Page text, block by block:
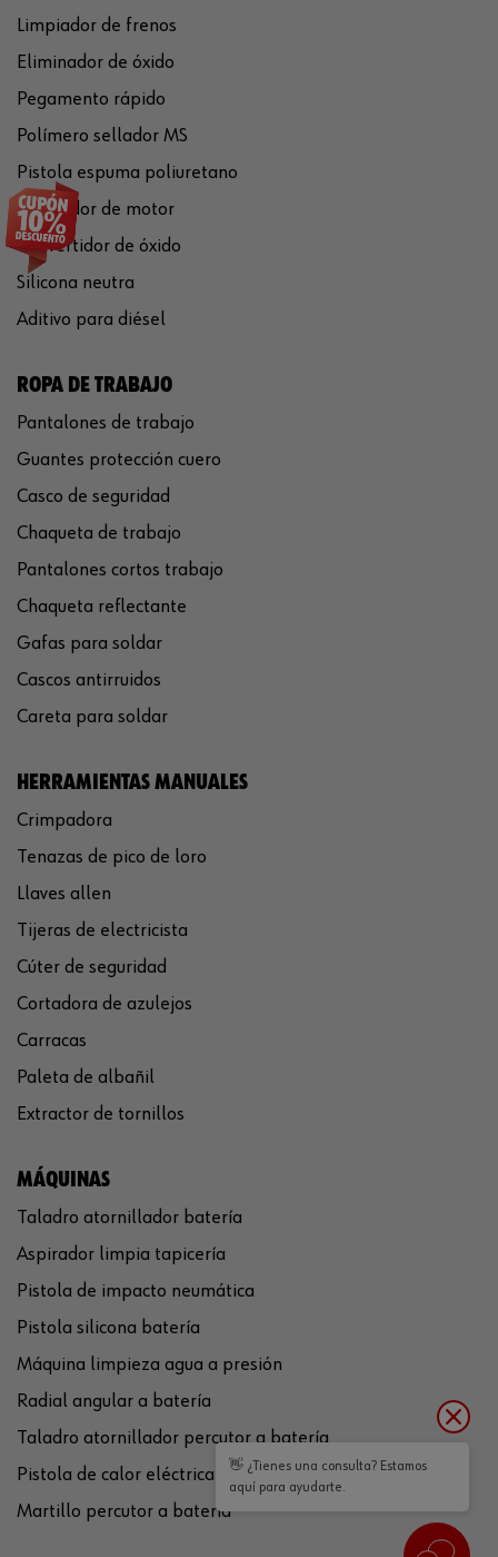
Limpiador de frenos
Eliminador de óxido
Pegamento rápido
Polímero sellador MS
Pistola espuma poliuretano
Limpiador de motor
Convertidor de óxido
Silicona neutra
Aditivo para diésel
ROPA DE TRABAJO
Pantalones de trabajo
Guantes protección cuero
Casco de seguridad
Chaqueta de trabajo
Pantalones cortos trabajo
Chaqueta reflectante
Gafas para soldar
Cascos antirruidos
Careta para soldar
HERRAMIENTAS MANUALES
Crimpadora
Tenazas de pico de loro
Llaves allen
Tijeras de electricista
Cúter de seguridad
Cortadora de azulejos
Carracas
Paleta de albañil
Extractor de tornillos
MÁQUINAS
Taladro atornillador batería
Aspirador limpia tapicería
Pistola de impacto neumática
Pistola silicona batería
Máquina limpieza agua a presión
Radial angular a batería
Taladro atornillador percutor a batería
Pistola de calor eléctrica
Martillo percutor a batería
👋 ¿Tienes una consulta? Estamos
aquí para ayudarte.